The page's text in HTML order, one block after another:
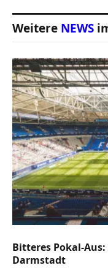
Weitere NEWS
Bitteres Pokal-
Darmstadt